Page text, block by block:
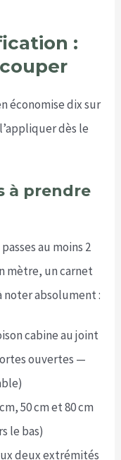
:
économise dix sur
dès le
à prendre
au moins 2
mètre, un carnet
noter absolument :
cabine au joint
ouvertes —
50 cm et 80 cm
le bas)
deux extrémités